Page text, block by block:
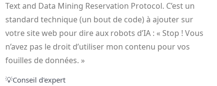
Text and Data Mining Reservation Protocol. C’est un
standard technique (un bout de code) à ajouter sur
votre site web pour dire aux robots d’IA : « Stop ! Vous
n’avez pas le droit d’utiliser mon contenu pour vos
fouilles de données. »
💡Conseil d'expert